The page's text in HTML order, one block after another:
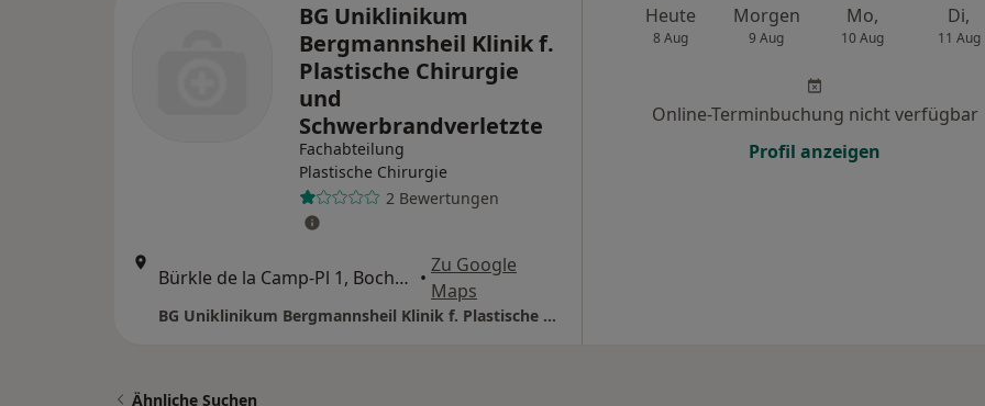
BG Uniklinikum
Bergmannsheil Klinik f.
Plastische Chirurgie
und
Schwerbrandverletzte
Fachabteilung
Plastische Chirurgie
2 Bewertungen
Bürkle de la Camp-Pl 1, Bochum •
Zu Google
Maps
BG Uniklinikum Bergmannsheil Klinik f. Plastische Chirurgie und Schwerbrandverletzte
Heute
8 Aug
Morgen
9 Aug
Mo,
10 Aug
Di,
11 Aug
Online-Terminbuchung nicht verfügbar
Profil anzeigen
Ähnliche Suchen